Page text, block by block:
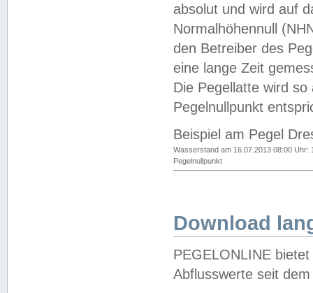
absolut und wird auf
Normalhöhennull
den Betreiber des
eine lange Zeit
Die Pegellatte wird
Pegelnullpunkt
Beispiel am Pegel
Wasserstand am 16.07.2013 08:00 Uhr:
Pegelnullpunkt
Download
PEGELONLINE
Abflusswerte seit